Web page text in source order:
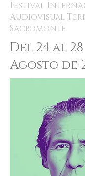
Festival
Audiovisual
Sacromonte
Del 24 al
Agosto de